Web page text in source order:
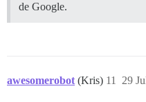
de Google.
awesomerobot (Kris) 29
11